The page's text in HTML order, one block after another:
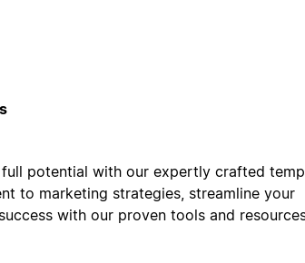
full potential with our expertly crafted
to marketing strategies, streamline your
with our proven tools and